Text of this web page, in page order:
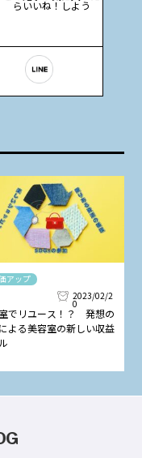
らいいね！しよう
アップ
2023/02/2
0
でリユース！？ 発想の
よる美容室の新しい収益